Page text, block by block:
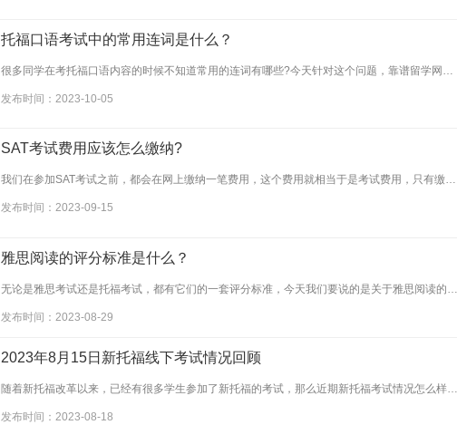
托福口语考试中的常用连词是什么？
很多同学在考托福口语内容的时候不知道常用的连词有哪些?今天针对这个问题，靠谱留学网小
编就为大家整理了一些案例，仅供大家参考，一起来看看吧。
发布时间：2023-10-05
SAT考试费用应该怎么缴纳?
我们在参加SAT考试之前，都会在网上缴纳一笔费用，这个费用就相当于是考试费用，只有缴纳
这个费用的人才算真正报名成功，那么SAT考试费用应该怎么缴纳呢?下面靠谱留学网为大家详细
发布时间：2023-09-15
雅思阅读的评分标准是什么？
无论是雅思考试还是托福考试，都有它们的一套评分标准，今天我们要说的是关于雅思阅读的评
分标准是怎样的，他们是如何进行评估分数的呢?今天，就随靠谱留学网小编一起来看看吧。
发布时间：2023-08-29
2023年8月15日新托福线下考试情况回顾
随着新托福改革以来，已经有很多学生参加了新托福的考试，那么近期新托福考试情况怎么样
呢?题目到底是简单了还是复杂了，今天靠谱留学网就为大家详细分享一下2023年8月15日新托
发布时间：2023-08-18